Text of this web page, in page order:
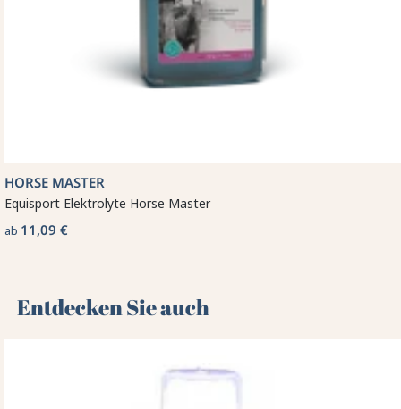
HORSE MASTER
Equisport Elektrolyte Horse Master
ab 11,09 €
Entdecken Sie auch 🌻